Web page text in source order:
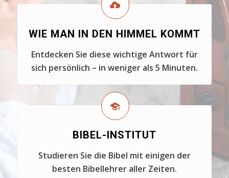
WIE MAN IN DEN HIMMEL KOMMT
Entdecken Sie diese wichtige Antwort für
sich persönlich – in weniger als 5 Minuten.
BIBEL-INSTITUT
Studieren Sie die Bibel mit einigen der
besten Bibellehrer aller Zeiten.